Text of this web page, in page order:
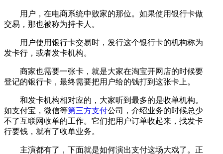
用户，在电商系统中败家的那位。如果使用银行卡做
交易，那也被称为持卡人。
用户使用银行卡交易时，发行这个银行卡的机构称为
发卡行，或者发卡机构。
商家也需要一张卡，就是大家在淘宝开网店的时候要
登记的银行卡，最终需要把用户给的钱打到这张卡上。
和发卡机构相对应的，大家听到最多的是收单机构。
如支付宝，微信等第三方支付公司，介绍业务的时候总少
不了互联网收单的工作。它们把用户订单收起来，找发卡
行要钱，就有了收单业务。
主演都有了，下面就是如何演出支付这场大戏了。正